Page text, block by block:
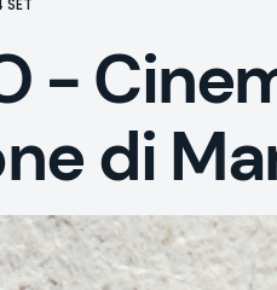
SET
-
di